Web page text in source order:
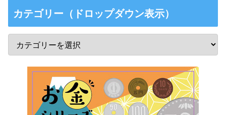
カテゴリー（ドロップダウン表示）